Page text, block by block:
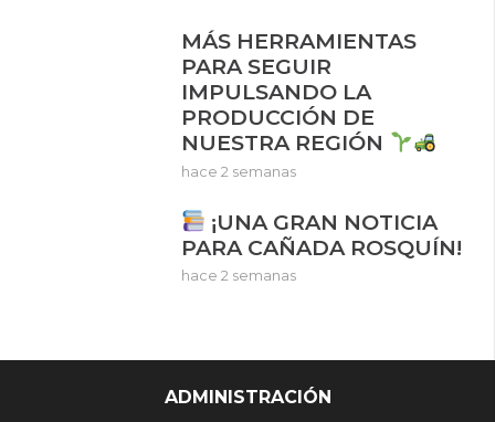
MÁS HERRAMIENTAS
PARA SEGUIR
IMPULSANDO LA
PRODUCCIÓN DE
NUESTRA REGIÓN
hace 2 semanas
¡UNA GRAN NOTICIA
PARA CAÑADA ROSQUÍN!
hace 2 semanas
ADMINISTRACIÓN